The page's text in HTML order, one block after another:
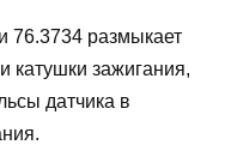
76.3734 размыкает
катушки зажигания,
датчика в